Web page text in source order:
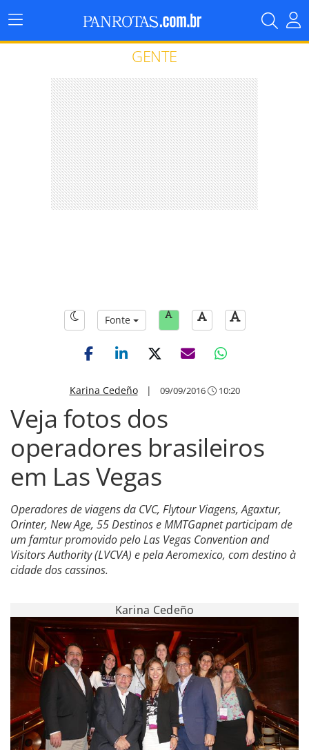
Menu
Principal
GENTE
Fonte
Karina Cedeño| 09/09/2016 10:20
Veja fotos dos
operadores brasileiros
em Las Vegas
Operadores de viagens da CVC, Flytour Viagens, Agaxtur,
Orinter, New Age, 55 Destinos e MMTGapnet participam de
um famtur promovido pelo Las Vegas Convention and
Visitors Authority (LVCVA) e pela Aeromexico, com destino à
cidade dos cassinos.
Karina Cedeño